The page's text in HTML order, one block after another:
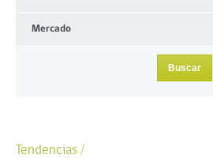
Mercado
Tendencias /